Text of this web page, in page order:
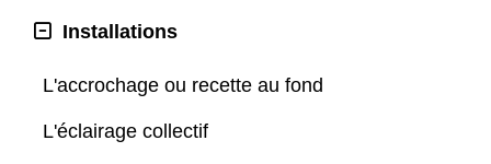
Installations
L'accrochage ou recette au fond
L'éclairage collectif